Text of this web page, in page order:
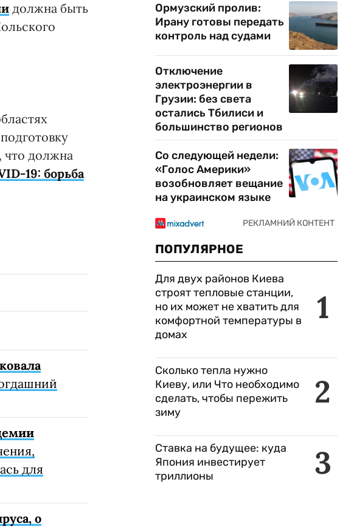
должна быть
что должна
19: борьба
для
о
Ормузский пролив:
Ирану готовы передать
контроль над судами
Отключение
электроэнергии в
Грузии: без света
остались Тбилиси и
большинство регионов
Со следующей недели:
«Голос Америки»
возобновляет вещание
на украинском языке
ПОПУЛЯРНОЕ
1
Для двух районов Киева
строят тепловые станции,
но их может не хватить для
комфортной температуры в
домах
2
Сколько тепла нужно
Киеву, или Что необходимо
сделать, чтобы пережить
зиму
3
Ставка на будущее: куда
Япония инвестирует
триллионы